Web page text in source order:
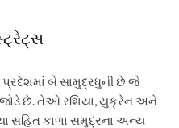
પ્રદેશમાં બે સામુદ્રધુની છે જે
છે. તેઓ રશિયા, યુક્રેન અને
સહિત કાળા સમુદ્રના અન્ય